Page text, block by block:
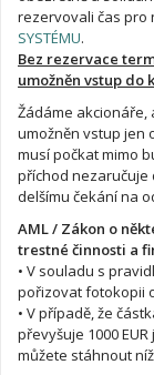
rezervovali čas pro
SYSTÉMU.
Bez rezervace
umožněn vstup do
Žádáme akcionáře,
umožněn vstup jen
musí počkat mimo
příchod nezaručuje
delšímu čekání na
AML / Zákon o
trestné činnosti a
• V souladu s
pořizovat fotokopii
• V případě, že
převyšuje 1000
můžete stáhnout